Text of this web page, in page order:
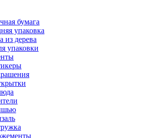
бумага
упаковка
из дерева
упаковки